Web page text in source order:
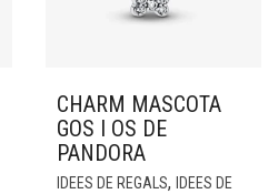
CHARM MASCOTA
GOS I OS DE
PANDORA
IDEES DE REGALS,
IDEES DE